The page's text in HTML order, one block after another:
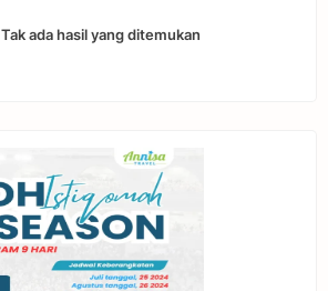
Tak ada hasil yang ditemukan